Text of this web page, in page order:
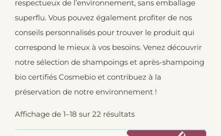
respectueux de l’environnement, sans emballage
superflu. Vous pouvez également profiter de nos
conseils personnalisés pour trouver le produit qui
correspond le mieux à vos besoins. Venez découvrir
notre sélection de shampoings et après-shampoing
bio certifiés Cosmebio et contribuez à la
préservation de notre environnement !
Affichage de 1–18 sur 22 résultats